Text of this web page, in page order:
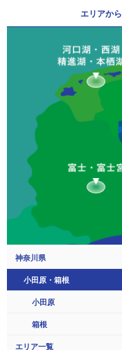
エリアから
神奈川県
小田原・箱根
小田原
箱根
エリア一覧